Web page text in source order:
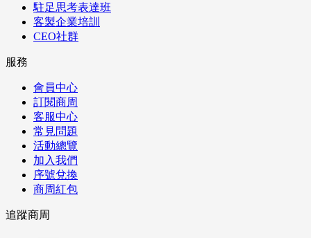
駐足思考表達班
客製企業培訓
CEO社群
服務
會員中心
訂閱商周
客服中心
常見問題
活動總覽
加入我們
序號兌換
商周紅包
追蹤商周